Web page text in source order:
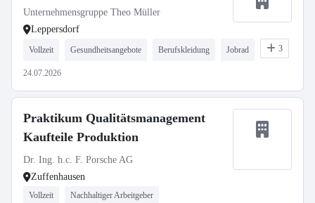
Unternehmensgruppe Theo Müller
Leppersdorf
Vollzeit Gesundheitsangebote Berufskleidung Jobrad 3
24.07.2026
Praktikum Qualitätsmanagement
Kaufteile Produktion
Dr. Ing. h.c. F. Porsche AG
Zuffenhausen
Vollzeit Nachhaltiger Arbeitgeber